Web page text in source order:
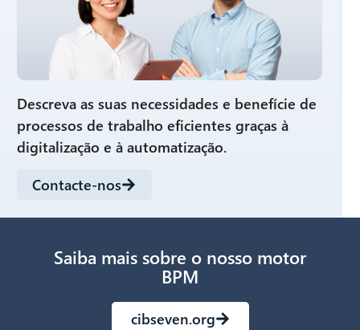
Descreva as suas necessidades e benefície de
processos de trabalho eficientes graças à
digitalização e à automatização.
Contacte-nos
Saiba mais sobre o nosso motor
BPM
cibseven.org